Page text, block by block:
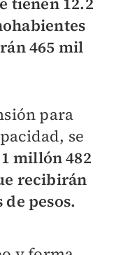
465 mil
para
se
1 millón 482
recibirán
pesos.